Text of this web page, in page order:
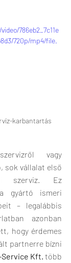
786eb2_7c11e
720p/mp4/file.
karbantartás
vagy
sok vállalat első
szerviz. Ez
gyártó ismeri
– legalábbis
azonban
hogy érdemes
partnerre bízni
Kft. több